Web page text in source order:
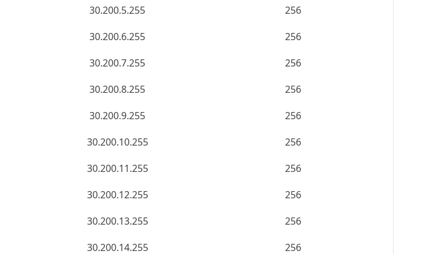
30.200.5.255
256
30.200.6.255
256
30.200.7.255
256
30.200.8.255
256
30.200.9.255
256
30.200.10.255
256
30.200.11.255
256
30.200.12.255
256
30.200.13.255
256
30.200.14.255
256